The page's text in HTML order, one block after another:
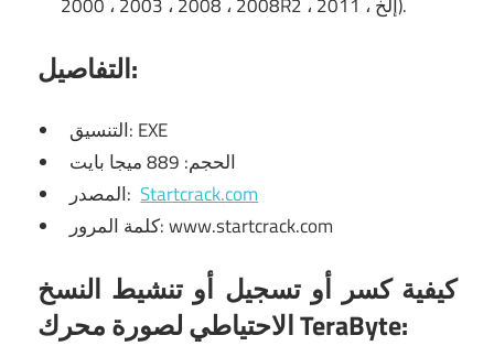
2000 ، 2003 ، 2008 ، 2008R2 ، 2011 ، إلخ).
التفاصيل:
التنسيق: EXE
الحجم: 889 ميجا بايت
المصدر:Startcrack.com
كلمة المرور: www.startcrack.com
كيفية كسر أو تسجيل أو تنشيط النسخ
الاحتياطي لصورة محرك TeraByte: